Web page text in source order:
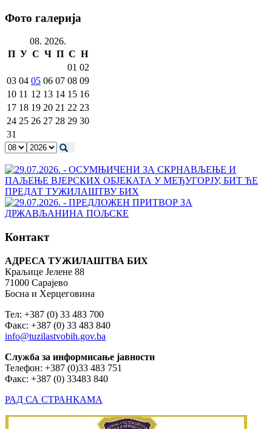
Фото галерија
08. 2026.
П У С Ч П С Н
01 02
03 04 05 06 07 08 09
10 11 12 13 14 15 16
17 18 19 20 21 22 23
24 25 26 27 28 29 30
31
Контакт
АДРЕСА ТУЖИЛАШТВА БИХ
Краљице Јелене 88
71000 Сарајево
Босна и Херцеговина
Тел: +387 (0) 33 483 700
Факс: +387 (0) 33 483 840
info@tuzilastvobih.gov.ba
Служба за информисање јавности
Телефон: +387 (0)33 483 751
Факс: +387 (0) 33483 840
РАД СА СТРАНКАМА